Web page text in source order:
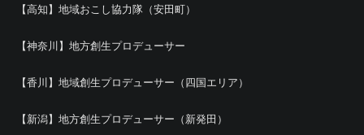
【高知】地域おこし協力隊（安田町）
【神奈川】地方創生プロデューサー
【香川】地域創生プロデューサー（四国エリア）
【新潟】地方創生プロデューサー（新発田）